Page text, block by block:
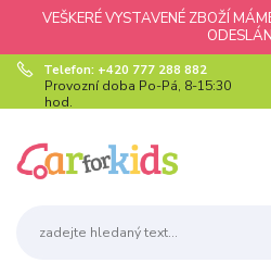
VEŠKERÉ VYSTAVENÉ ZBOŽÍ
Telefon: +420 777 288 882
Provozní doba Po-Pá, 8-15:30
hod.